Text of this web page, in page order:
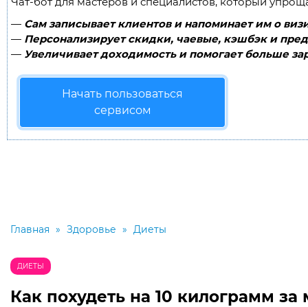
— Сам записывает клиентов и напоминает им о
— Персонализирует скидки, чаевые, кэшбэк и
— Увеличивает доходимость и помогает больше
Начать пользоваться
сервисом
Главная » Здоровье » Диеты
ДИЕТЫ
Как похудеть на 10 килограмм